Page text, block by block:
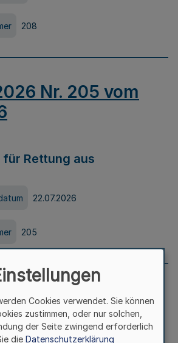
208
Nr. 205 vom
Rettung aus
22.07.2026
205
Nr. 204 vom
Cookies verwendet. Sie können
zustimmen, oder nur solchen,
der Seite zwingend erforderlich
die Datenschutzerklärung